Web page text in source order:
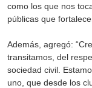
como los que nos
públicas que
Además, agregó:
transitamos, del
sociedad civil.
uno, que desde los